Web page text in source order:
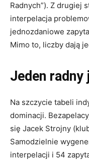
Radnych”). Z drugiej
interpelacja
jednozdaniowe
Mimo to, liczby dają
Jeden radny
Na szczycie tabeli
dominacji.
się Jacek Strojny
Samodzielnie
interpelacji i 54